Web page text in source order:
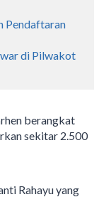
Pendaftaran
di Pilwakot
berangkat
sekitar 2.500
Rahayu yang